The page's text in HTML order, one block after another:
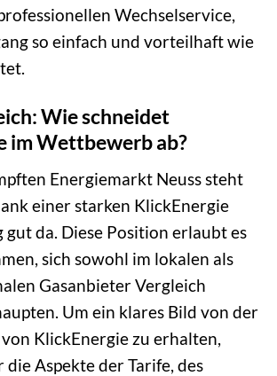
Wechselservice,
so einfach und vorteilhaft wie
Wie schneidet
im Wettbewerb ab?
Energiemarkt Neuss steht
einer starken KlickEnergie
da. Diese Position erlaubt es
sich sowohl im lokalen als
Gasanbieter Vergleich
Um ein klares Bild von der
KlickEnergie zu erhalten,
Aspekte der Tarife, des